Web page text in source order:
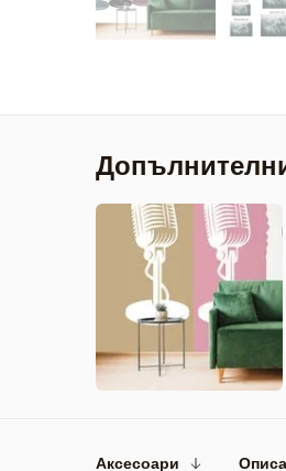
Аксесоари